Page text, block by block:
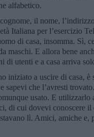
alfabetico.
il nome,
Italiana per l’esercizio
di casa, insomma. Sì,
maschi. E allora bene
di utenti e a casa arriva
iniziato a uscire di casa,
sapevi che l’avresti
usato. E
di cui dovevi conoscere
lì. Amici, amiche e,